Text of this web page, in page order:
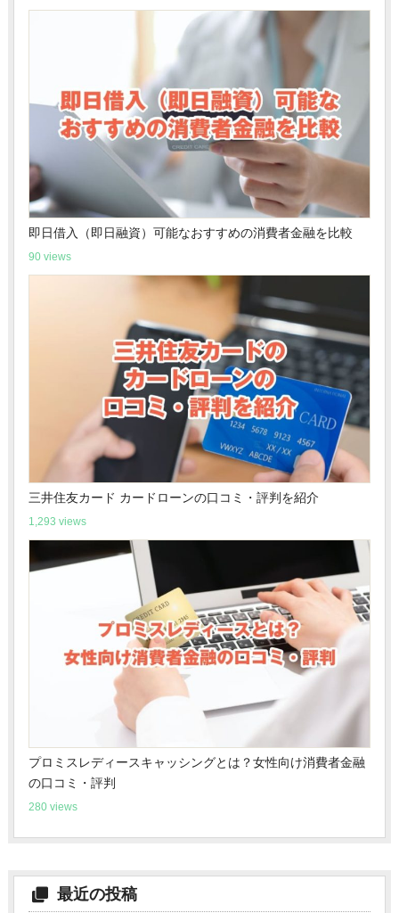
即日借入（即日融資）可能なおすすめの消費者金融を比較
90 views
三井住友カード カードローンの口コミ・評判を紹介
1,293 views
プロミスレディースキャッシングとは？女性向け消費者金融
の口コミ・評判
280 views
最近の投稿